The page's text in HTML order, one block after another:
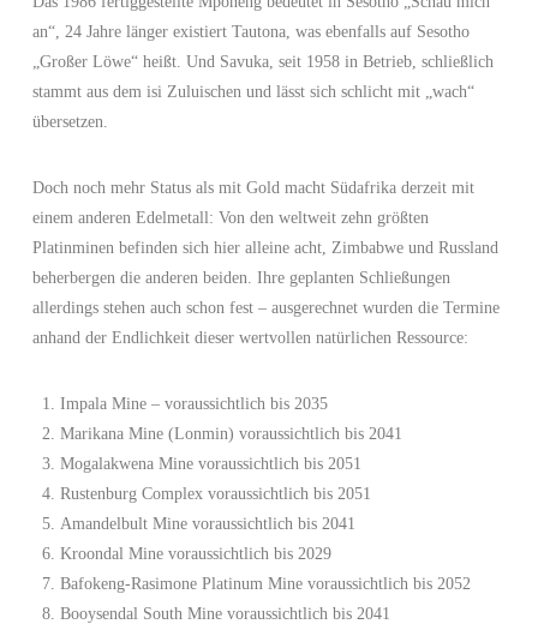
an“, 24 Jahre länger existiert Tautona, was ebenfalls auf Sesotho
„Großer Löwe“ heißt. Und Savuka, seit 1958 in Betrieb, schließlich
stammt aus dem isi Zuluischen und lässt sich schlicht mit „wach“
übersetzen.
Doch noch mehr Status als mit Gold macht Südafrika derzeit mit
einem anderen Edelmetall: Von den weltweit zehn größten
Platinminen befinden sich hier alleine acht, Zimbabwe und Russland
beherbergen die anderen beiden. Ihre geplanten Schließungen
allerdings stehen auch schon fest – ausgerechnet wurden die Termine
anhand der Endlichkeit dieser wertvollen natürlichen Ressource:
Impala Mine – voraussichtlich bis 2035
Marikana Mine (Lonmin) voraussichtlich bis 2041
Mogalakwena Mine voraussichtlich bis 2051
Rustenburg Complex voraussichtlich bis 2051
Amandelbult Mine voraussichtlich bis 2041
Kroondal Mine voraussichtlich bis 2029
Bafokeng-Rasimone Platinum Mine voraussichtlich bis 2052
Booysendal South Mine voraussichtlich bis 2041